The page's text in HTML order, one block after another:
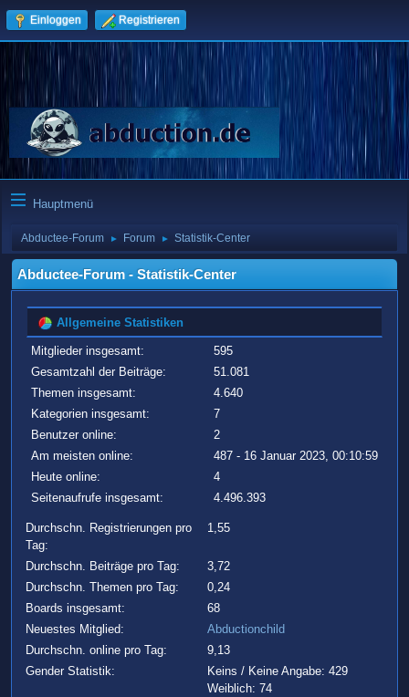
Einloggen Registrieren
Hauptmenü
Abductee-Forum ► Forum ► Statistik-Center
Abductee-Forum - Statistik-Center
Allgemeine Statistiken
Mitglieder insgesamt:
595
Gesamtzahl der Beiträge:
51.081
Themen insgesamt:
4.640
Kategorien insgesamt:
7
Benutzer online:
2
Am meisten online:
487 - 16 Januar 2023, 00:10:59
Heute online:
4
Seitenaufrufe insgesamt:
4.496.393
Durchschn. Registrierungen pro
Tag:
1,55
Durchschn. Beiträge pro Tag:
3,72
Durchschn. Themen pro Tag:
0,24
Boards insgesamt:
68
Neuestes Mitglied:
Abductionchild
Durchschn. online pro Tag:
9,13
Gender Statistik:
Keins / Keine Angabe: 429
Weiblich: 74